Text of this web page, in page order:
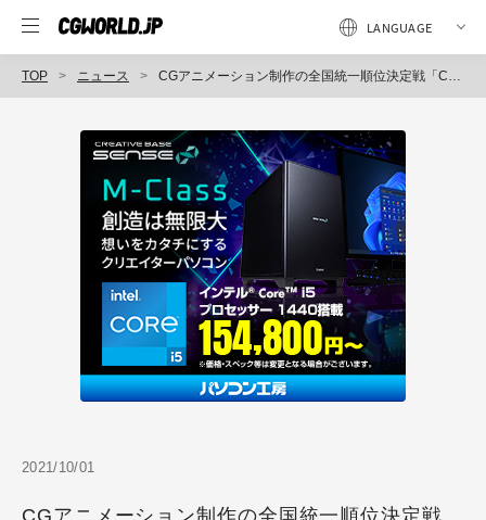
TOP ニュース CGアニメーション制作の全国統一順位決定戦「CG-ARTS アニメーション実技試験 2021」開催
2021/10/01
CGアニメーション制作の全国統一順位決定戦